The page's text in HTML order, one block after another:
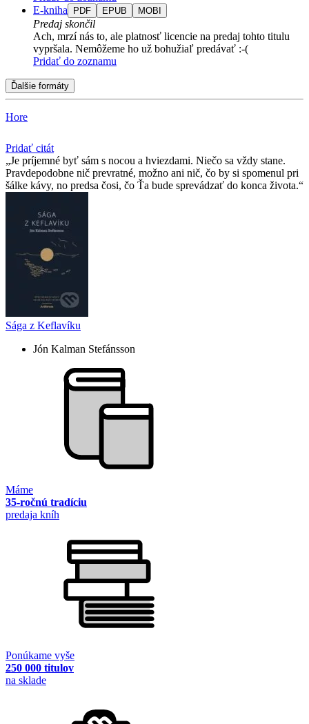
E-kniha
PDF EPUB MOBI
Predaj skončil
Ach, mrzí nás to, ale platnosť licencie na predaj tohto titulu
vypršala. Nemôžeme ho už bohužiaľ predávať :-(
Pridať do zoznamu
Ďalšie formáty
Hore
Pridať citát
Je príjemné byť sám s nocou a hviezdami. Niečo sa vždy stane.
Pravdepodobne nič prevratné, možno ani nič, čo by si spomenul pri
šálke kávy, no predsa čosi, čo Ťa bude sprevádzať do konca života.
Sága z Keflavíku
Jón Kalman Stefánsson
Máme
35-ročnú tradíciu
predaja kníh
Ponúkame vyše
250 000 titulov
na sklade